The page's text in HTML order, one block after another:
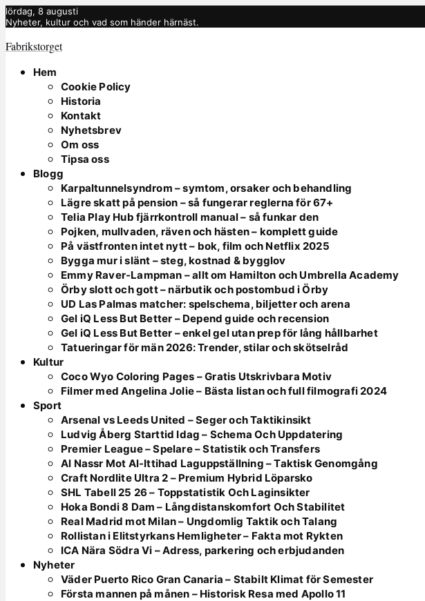
lördag, 8 augusti
Nyheter, kultur och vad som händer härnäst.
Fabrikstorget
Hem
Cookie Policy
Historia
Kontakt
Nyhetsbrev
Om oss
Tipsa oss
Blogg
Karpaltunnelsyndrom – symtom, orsaker och behandling
Lägre skatt på pension – så fungerar reglerna för 67+
Telia Play Hub fjärrkontroll manual – så funkar den
Pojken, mullvaden, räven och hästen – komplett guide
På västfronten intet nytt – bok, film och Netflix 2025
Bygga mur i slänt – steg, kostnad & bygglov
Emmy Raver-Lampman – allt om Hamilton och Umbrella Academy
Örby slott och gott – närbutik och postombud i Örby
UD Las Palmas matcher: spelschema, biljetter och arena
Gel iQ Less But Better – Depend guide och recension
Gel iQ Less But Better – enkel gel utan prep för lång hållbarhet
Tatueringar för män 2026: Trender, stilar och skötselråd
Kultur
Coco Wyo Coloring Pages – Gratis Utskrivbara Motiv
Filmer med Angelina Jolie – Bästa listan och full filmografi 2024
Sport
Arsenal vs Leeds United – Seger och Taktikinsikt
Ludvig Åberg Starttid Idag – Schema Och Uppdatering
Premier League – Spelare – Statistik och Transfers
Al Nassr Mot Al-Ittihad Laguppställning – Taktisk Genomgång
Craft Nordlite Ultra 2 – Premium Hybrid Löparsko
SHL Tabell 25 26 – Toppstatistik Och Laginsikter
Hoka Bondi 8 Dam – Långdistanskomfort Och Stabilitet
Real Madrid mot Milan – Ungdomlig Taktik och Talang
Rollistan i Elitstyrkans Hemligheter – Fakta mot Rykten
ICA Nära Södra Vi – Adress, parkering och erbjudanden
Nyheter
Väder Puerto Rico Gran Canaria – Stabilt Klimat för Semester
Första mannen på månen – Historisk Resa med Apollo 11